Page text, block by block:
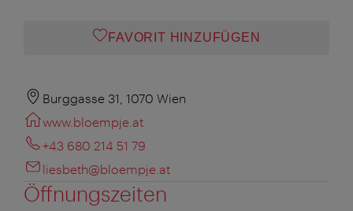
FAVORIT HINZUFÜGEN
Burggasse 31, 1070 Wien
www.bloempje.at
+43 680 214 51 79
liesbeth@bloempje.at
Öffnungszeiten